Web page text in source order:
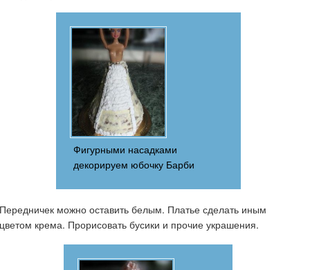
Фигурными насадками
декорируем юбочку Барби
Передничек можно оставить белым. Платье сделать иным
цветом крема. Прорисовать бусики и прочие украшения.